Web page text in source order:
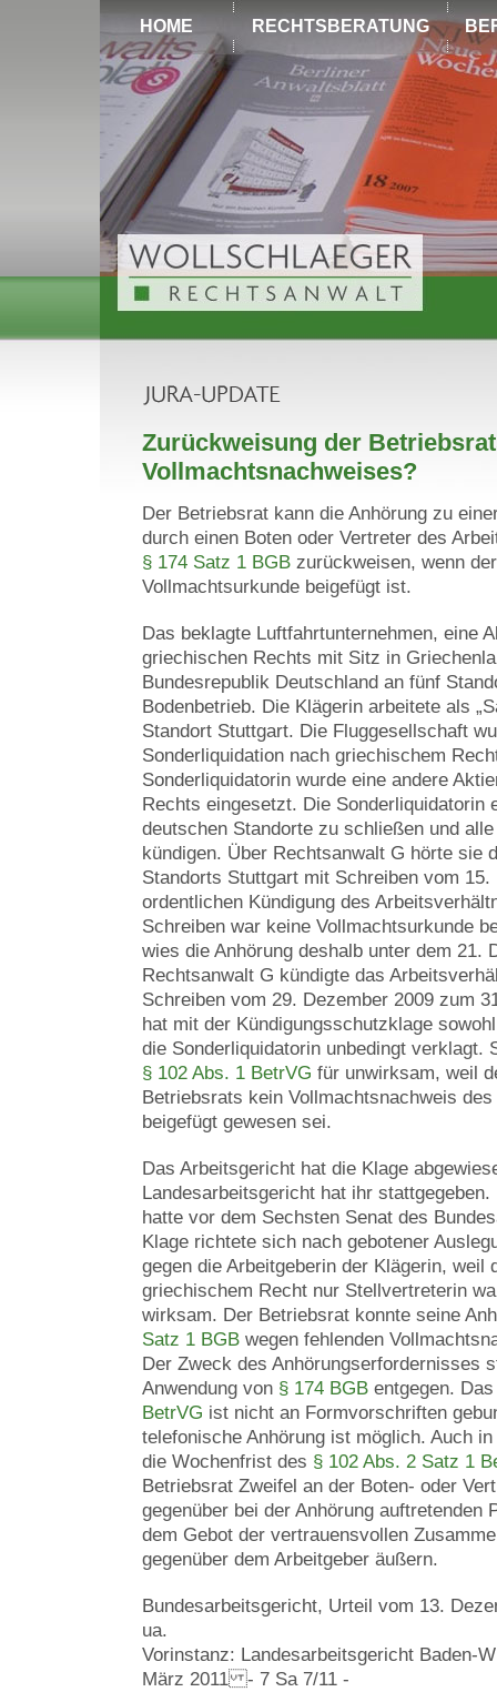
HOME RECHTSBERATUNG
Zurückweisung der
Vollmachtsnachweises?
Der Betriebsrat kann die Anhörung zu
durch einen Boten oder Vertreter des
§ 174 Satz 1 BGB zurückweisen, wenn
Vollmachtsurkunde beigefügt ist.
Das beklagte Luftfahrtunternehmen, eine
griechischen Rechts mit Sitz in
Bundesrepublik Deutschland an fünf
Bodenbetrieb. Die Klägerin arbeitete als
Standort Stuttgart. Die Fluggesellschaft
Sonderliquidation nach griechischem
Sonderliquidatorin wurde eine andere
Rechts eingesetzt. Die Sonderliquidatorin
deutschen Standorte zu schließen und
kündigen. Über Rechtsanwalt G hörte sie
Standorts Stuttgart mit Schreiben vom
ordentlichen Kündigung des
Schreiben war keine Vollmachtsurkunde
wies die Anhörung deshalb unter dem 21.
Rechtsanwalt G kündigte das
Schreiben vom 29. Dezember 2009 zum
hat mit der Kündigungsschutzklage
die Sonderliquidatorin unbedingt verklagt.
§ 102 Abs. 1 BetrVG für unwirksam, weil
Betriebsrats kein Vollmachtsnachweis
beigefügt gewesen sei.
Das Arbeitsgericht hat die Klage
Landesarbeitsgericht hat ihr
hatte vor dem Sechsten Senat des
Klage richtete sich nach gebotener
gegen die Arbeitgeberin der Klägerin, weil
griechischem Recht nur Stellvertreterin
wirksam. Der Betriebsrat konnte seine
Satz 1 BGB wegen fehlenden
Der Zweck des Anhörungserfordernisses
Anwendung von § 174 BGB entgegen.
BetrVG ist nicht an Formvorschriften
telefonische Anhörung ist möglich. Auch
die Wochenfrist des § 102 Abs. 2 Satz 1
Betriebsrat Zweifel an der Boten- oder
gegenüber bei der Anhörung auftretenden
dem Gebot der vertrauensvollen
gegenüber dem Arbeitgeber äußern.
Bundesarbeitsgericht, Urteil vom 13.
ua.
Vorinstanz: Landesarbeitsgericht Baden-
März 2011 - 7 Sa 7/11 -